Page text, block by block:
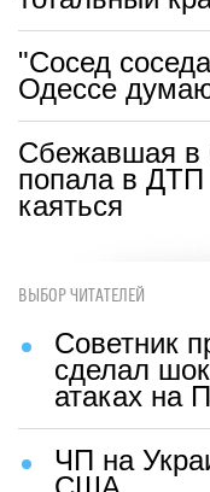
"Сосед
Одессе
Сбежавшая
попала в ДТП
каяться
ВЫБОР ЧИТАТЕЛЕЙ
Советник
сделал
атаках на
ЧП на